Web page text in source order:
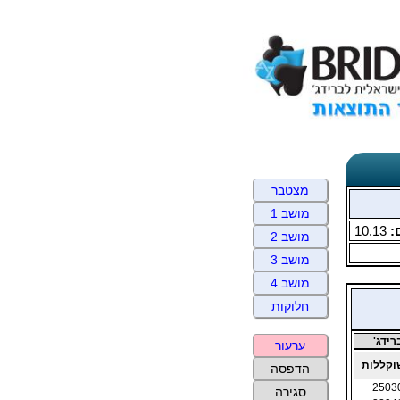
10.13
מצטבר
מושב 1
מושב 2
מושב 3
מושב 4
חלוקות
ערעור
הדפסה
סגירה